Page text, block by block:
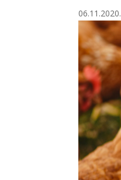
06.11.2020.